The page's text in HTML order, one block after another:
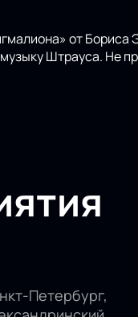
от Бориса
Штрауса. Не
Петербург,